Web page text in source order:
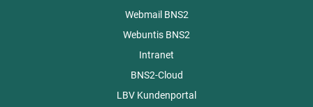
Webmail BNS2
Webuntis BNS2
Intranet
BNS2-Cloud
LBV Kundenportal